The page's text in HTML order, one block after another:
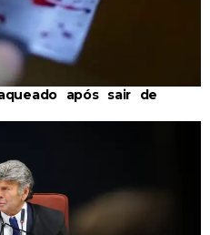
após sair de